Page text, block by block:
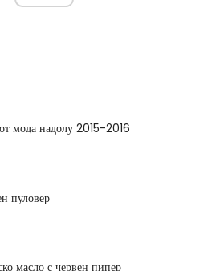
мода надолу 2015-2016
пуловер
масло с червен пипер